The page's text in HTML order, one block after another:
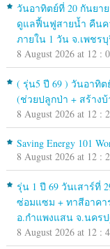
วันอาทิตย์ที่ 20 กันยาย
ดูแลฟื้นฟูสายน้ำ คืนค
ภายใน 1 วัน จ.เพชรบุ
8 August 2026 at 12 :
( รุ่น5 ปี 69 ) วันอาทิ
(ช่วยปลูกป่า + สร้าง
8 August 2026 at 12 :
Saving Energy 101
8 August 2026 at 12 :
รุ่น 1 ปี 69 วันเสาร์ที่
ซ่อมแซม + ทาสีอาคา
อ.กำแพงแสน จ.นคร
8 August 2026 at 12 :